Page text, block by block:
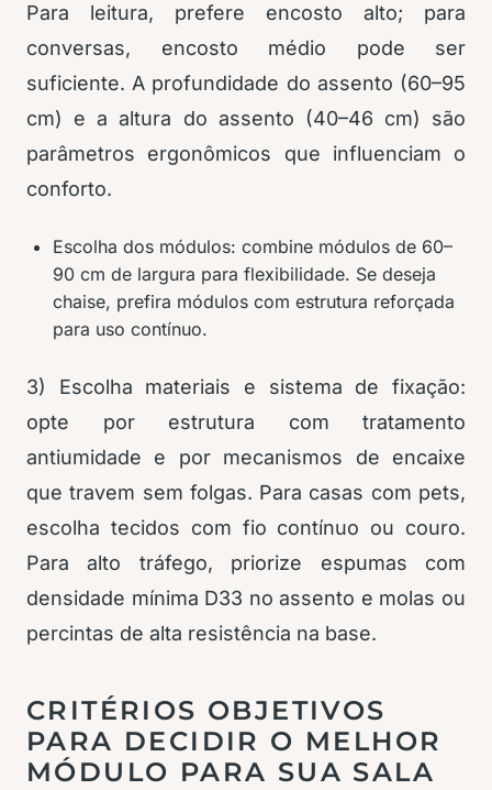
Para leitura, prefere encosto alto; para
conversas, encosto médio pode ser
suficiente. A profundidade do assento (60–95
cm) e a altura do assento (40–46 cm) são
parâmetros ergonômicos que influenciam o
conforto.
Escolha dos módulos: combine módulos de 60–
90 cm de largura para flexibilidade. Se deseja
chaise, prefira módulos com estrutura reforçada
para uso contínuo.
3) Escolha materiais e sistema de fixação:
opte por estrutura com tratamento
antiumidade e por mecanismos de encaixe
que travem sem folgas. Para casas com pets,
escolha tecidos com fio contínuo ou couro.
Para alto tráfego, priorize espumas com
densidade mínima D33 no assento e molas ou
percintas de alta resistência na base.
CRITÉRIOS OBJETIVOS
PARA DECIDIR O MELHOR
MÓDULO PARA SUA SALA